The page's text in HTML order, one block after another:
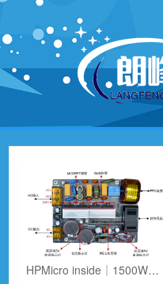
HPMicro inside｜1500W图腾柱无桥PFC数字电源方案